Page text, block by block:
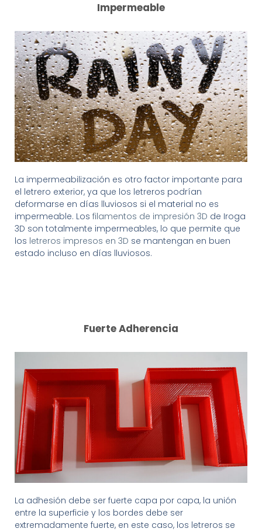
Impermeable
La impermeabilización es otro factor importante para
el letrero exterior, ya que los letreros podrían
deformarse en días lluviosos si el material no es
impermeable. Los filamentos de impresión 3D de Iroga
3D son totalmente impermeables, lo que permite que
los letreros impresos en 3D se mantengan en buen
estado incluso en días lluviosos.
Fuerte Adherencia
La adhesión debe ser fuerte capa por capa, la unión
entre la superficie y los bordes debe ser
extremadamente fuerte, en este caso, los letreros se